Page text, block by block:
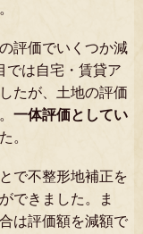
評価でいくつか減
では自宅・賃貸ア
たが、土地の評価
一体評価としてい
。
で不整形地補正を
できました。ま
は評価額を減額で